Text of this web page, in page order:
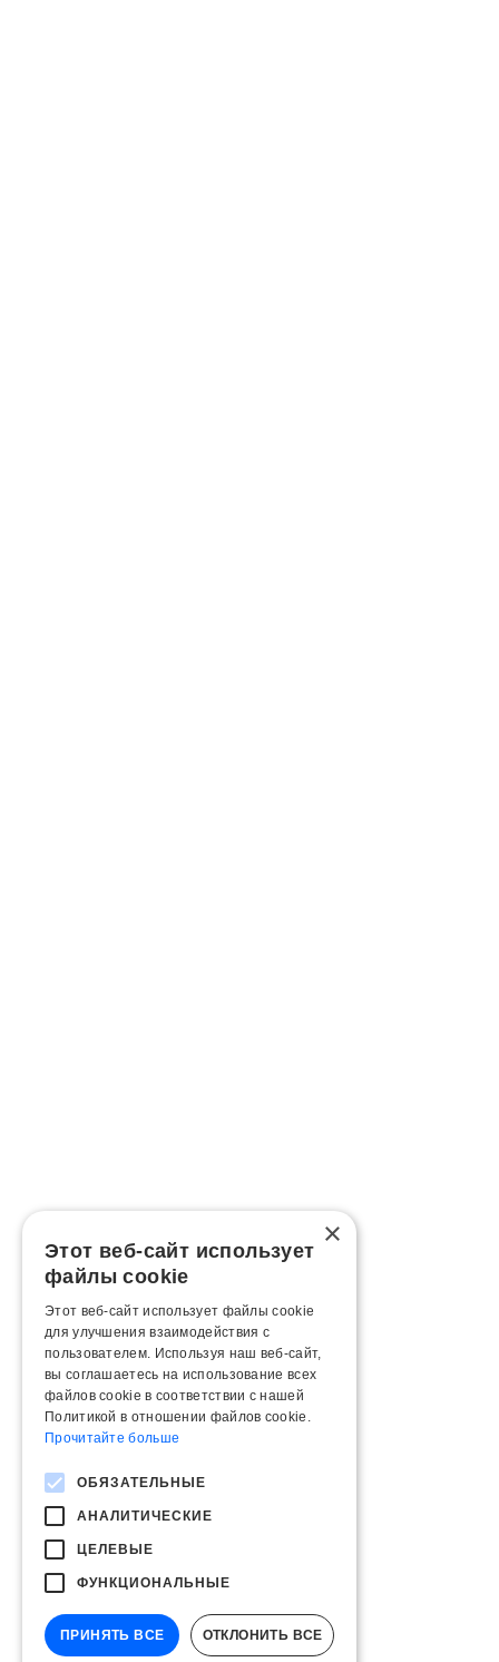
×
Этот веб-сайт использует
файлы cookie
Этот веб-сайт использует файлы cookie
для улучшения взаимодействия с
пользователем. Используя наш веб-сайт,
вы соглашаетесь на использование всех
файлов cookie в соответствии с нашей
Политикой в ​​отношении файлов cookie.
Прочитайте больше
ОБЯЗАТЕЛЬНЫЕ
АНАЛИТИЧЕСКИЕ
ЦЕЛЕВЫЕ
ФУНКЦИОНАЛЬНЫЕ
ПРИНЯТЬ ВСЕ ОТКЛОНИТЬ ВСЕ